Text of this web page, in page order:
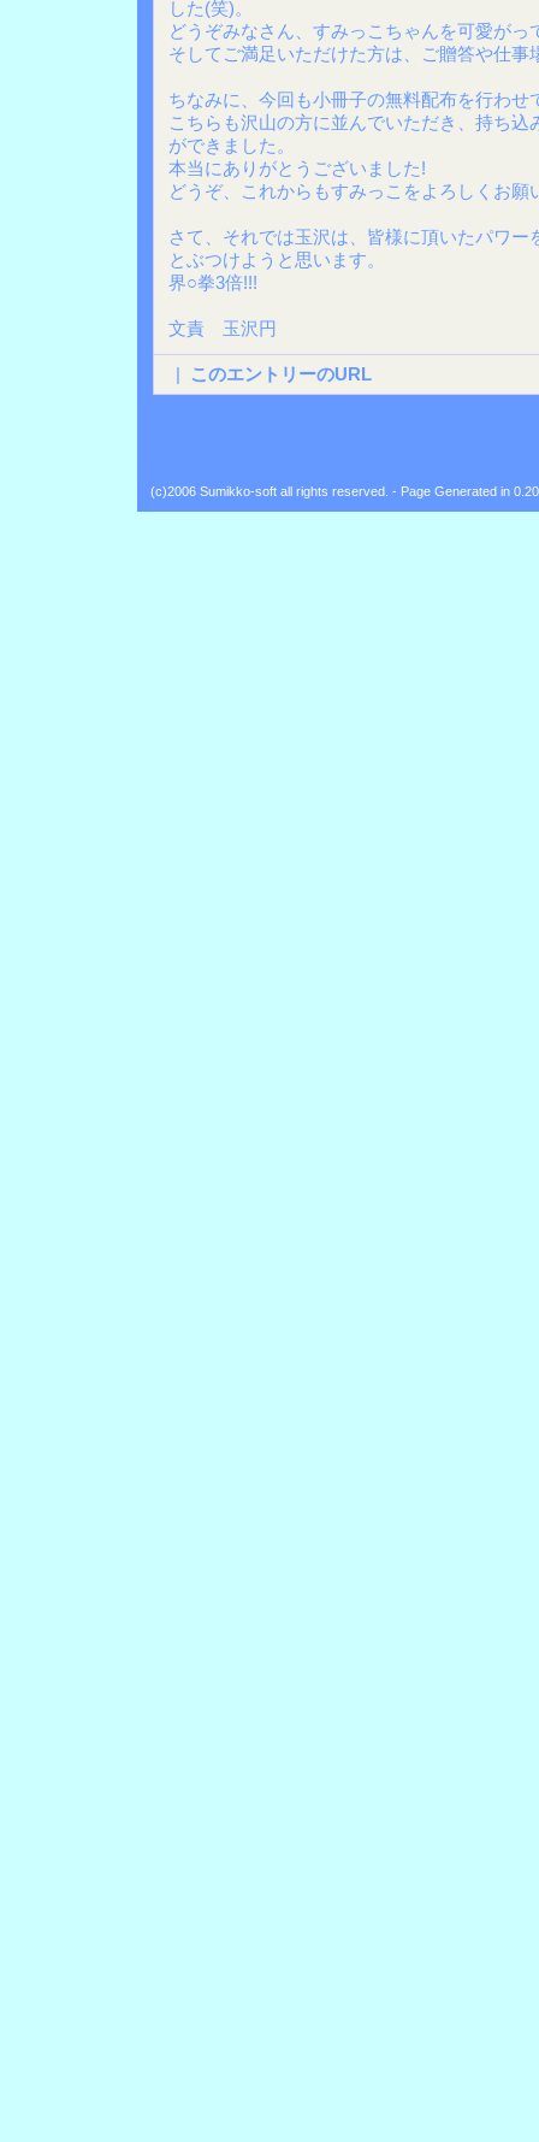
した(笑)。
どうぞみなさん、すみっこちゃんを可愛がっ
そしてご満足いただけた方は、ご贈答や仕事
ちなみに、今回も小冊子の無料配布を行わせ
こちらも沢山の方に並んでいただき、持ち
ができました。
本当にありがとうございました!
どうぞ、これからもすみっこをよろしくお願
さて、それでは玉沢は、皆様に頂いたパワ
とぶつけようと思います。
界○拳3倍!!!
文責 玉沢円
| このエントリーのURL
(c)2006 Sumikko-soft all rights reserved. - Page Generated in